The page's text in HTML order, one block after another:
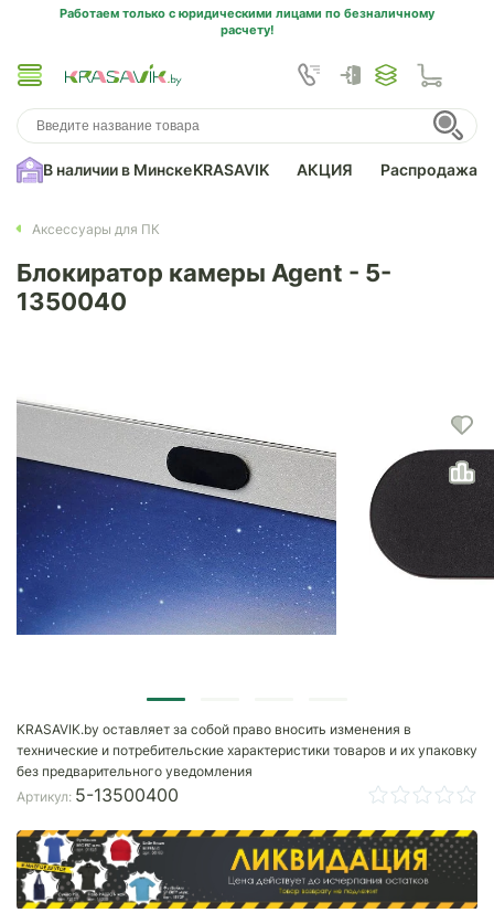
Работаем только с юридическими лицами по безналичному
расчету!
В наличии в МинскеKRASAVIK АКЦИЯ Распродажа
Аксессуары для ПК
Блокиратор камеры Agent - 5-
1350040
KRASAVIK.by оставляет за собой право вносить изменения в
технические и потребительские характеристики товаров и их упаковку
без предварительного уведомления
Артикул: 5-13500400